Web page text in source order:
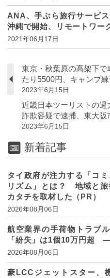
ANA、手ぶら旅行サービ
沖縄で開始、リモートワー
2021年06月17日
東京・秋葉原の高架下
たり5500円、キャンプ
2023年6月15日
近畿日本ツーリストの
詐欺容疑で逮捕、東大
2023年6月15日
新着記事
タイ政府が注力する「コ
リズム」とは？ 地域と旅
カタチを取材した（PR）
2026年08月06日
航空業界の手荷物トラブ
「紛失」は1個10万円超
2026年08月06日
豪LCCジェットスター、